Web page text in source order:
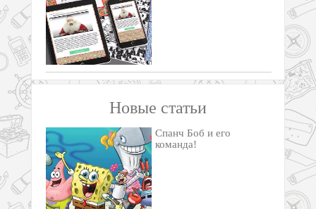
Новые статьи
Спанч Боб и его
команда!